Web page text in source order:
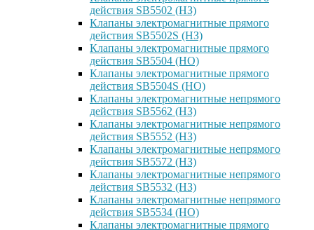
действия SB5502 (НЗ)
Клапаны электромагнитные прямого
действия SB5502S (НЗ)
Клапаны электромагнитные прямого
действия SB5504 (НО)
Клапаны электромагнитные прямого
действия SB5504S (НО)
Клапаны электромагнитные непрямого
действия SB5562 (НЗ)
Клапаны электромагнитные непрямого
действия SB5552 (НЗ)
Клапаны электромагнитные непрямого
действия SB5572 (НЗ)
Клапаны электромагнитные непрямого
действия SB5532 (НЗ)
Клапаны электромагнитные непрямого
действия SB5534 (НО)
Клапаны электромагнитные прямого